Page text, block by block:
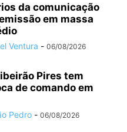
da comunicação
em massa
Ventura - 06/08/2026
Pires tem
de comando em
Pedro - 06/08/2026